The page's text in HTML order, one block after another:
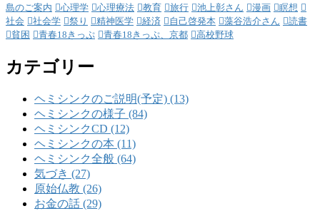
島のご案内
心理学 心理療法 教育 旅行 池上彰さん 漫画
瞑想
社会
社会学 祭り 精神医学 経済 自己啓発本 藻谷浩介さん
読書
貧困
青春18きっぷ 青春18きっぷ、京都 高校野球
カテゴリー
ヘミシンクのご説明(予定) (13)
ヘミシンクの様子 (84)
ヘミシンクCD (12)
ヘミシンクの本 (11)
ヘミシンク全般 (64)
気づき (27)
原始仏教 (26)
お金の話 (29)